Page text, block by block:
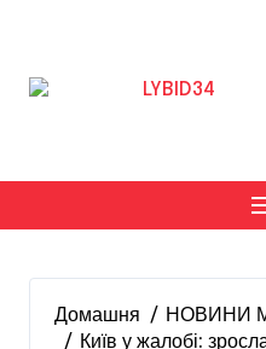
Домашня
НОВИНИ
Київ у жалобі: